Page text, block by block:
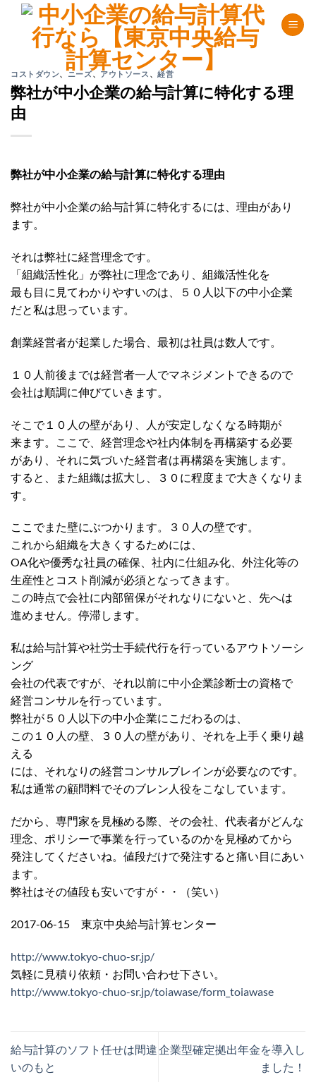
content
コストダウン、ニーズ、 アウトソース 、経営
弊社が中小企業の給与計算に特化する理
由
弊社が中小企業の給与計算に特化する理由
弊社が中小企業の給与計算に特化するには、理由があり
ます。
それは弊社に経営理念です。
「組織活性化」が弊社に理念であり、組織活性化を
最も目に見てわかりやすいのは、５０人以下の中小企業
だと私は思っています。
創業経営者が起業した場合、最初は社員は数人です。
１０人前後までは経営者一人でマネジメントできるので
会社は順調に伸びていきます。
そこで１０人の壁があり、人が安定しなくなる時期が
来ます。ここで、経営理念や社内体制を再構築する必要
があり、それに気づいた経営者は再構築を実施します。
すると、また組織は拡大し、３０に程度まで大きくなりま
す。
ここでまた壁にぶつかります。３０人の壁です。
これから組織を大きくするためには、
OA化や優秀な社員の確保、社内に仕組み化、外注化等の
生産性とコスト削減が必須となってきます。
この時点で会社に内部留保がそれなりにないと、先へは
進めません。停滞します。
私は給与計算や社労士手続代行を行っているアウトソーシ
ング
会社の代表ですが、それ以前に中小企業診断士の資格で
経営コンサルを行っています。
弊社が５０人以下の中小企業にこだわるのは、
この１０人の壁、３０人の壁があり、それを上手く乗り越
える
には、それなりの経営コンサルブレインが必要なのです。
私は通常の顧問料でそのブレン人役をこなしています。
だから、専門家を見極める際、その会社、代表者がどんな
理念、ポリシーで事業を行っているのかを見極めてから
発注してくださいね。値段だけで発注すると痛い目にあい
ます。
弊社はその値段も安いですが・・（笑い）
2017-06-15 東京中央給与計算センター
http://www.tokyo-chuo-sr.jp/
気軽に見積り依頼・お問い合わせ下さい。
http://www.tokyo-chuo-sr.jp/toiawase/form_toiawase
給与計算のソフト任せは間違
いのもと
企業型確定拠出年金を導入し
ました！